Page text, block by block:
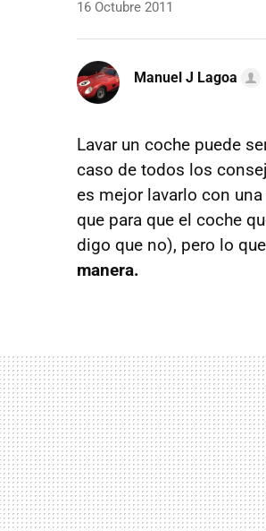
16 Octubre 2011
Manuel J Lagoa
Lavar un coche puede
caso de todos los
es mejor lavarlo con
que para que el coche
digo que no), pero lo
manera.